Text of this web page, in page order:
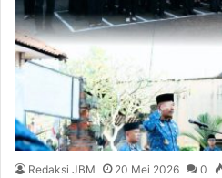
Redaksi JBM 20 Mei 2026 0